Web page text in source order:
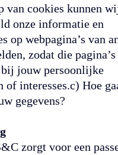
van cookies kunnen
onze informatie en
op webpagina’s van
zodat die
jouw persoonlijke
of interesses.c) Hoe
gegevens?
zorgt voor een